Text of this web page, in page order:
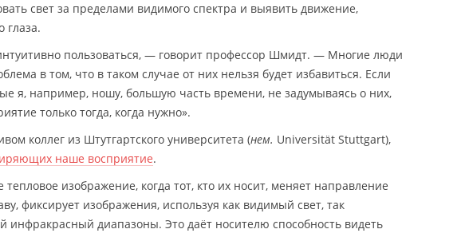
свет за пределами видимого спектра и выявить движение,
глаза.
пользоваться, — говорит профессор Шмидт. — Многие люди
в том, что в таком случае от них нельзя будет избавиться. Если
я, например, ношу, большую часть времени, не задумываясь о них,
только тогда, когда нужно».
коллег из Штутгартского университета (нем. Universität Stuttgart),
наше восприятие.
изображение, когда тот, кто их носит, меняет направление
фиксирует изображения, используя как видимый свет, так
диапазоны. Это даёт носителю способность видеть